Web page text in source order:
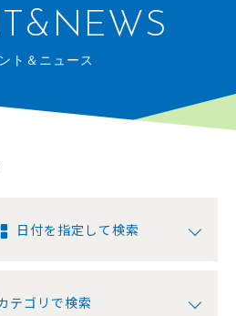
ト＆ニュース
日付を指定して検索
テゴリで検索